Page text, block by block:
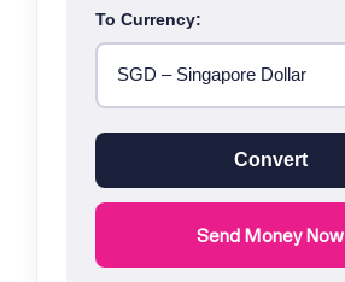
To Currency:
Convert
Send Money Now